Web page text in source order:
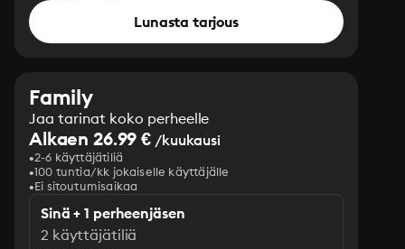
Lunasta tarjous
Family
Jaa tarinat koko perheelle
Alkaen 26.99 € /kuukausi
2-6 käyttäjätiliä
100 tuntia/kk jokaiselle käyttäjälle
Ei sitoutumisaikaa
Sinä + 1 perheenjäsen
2 käyttäjätiliä